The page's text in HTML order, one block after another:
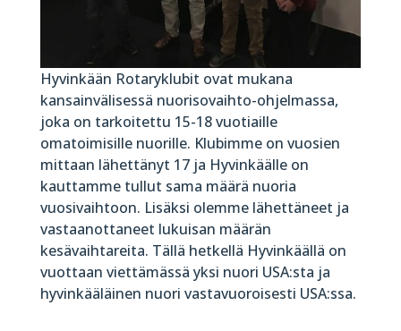
Hyvinkään Rotaryklubit ovat mukana
kansainvälisessä nuorisovaihto-ohjelmassa,
joka on tarkoitettu 15-18 vuotiaille
omatoimisille nuorille. Klubimme on vuosien
mittaan lähettänyt 17 ja Hyvinkäälle on
kauttamme tullut sama määrä nuoria
vuosivaihtoon. Lisäksi olemme lähettäneet ja
vastaanottaneet lukuisan määrän
kesävaihtareita. Tällä hetkellä Hyvinkäällä on
vuottaan viettämässä yksi nuori USA:sta ja
hyvinkääläinen nuori vastavuoroisesti USA:ssa.